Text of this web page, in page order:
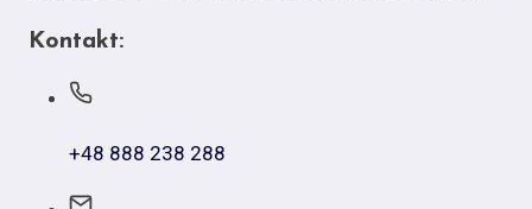
Kontakt:
+48 888 238 288